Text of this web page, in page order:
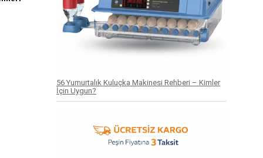
56 Yumurtalık Kuluçka Makinesi Rehberi – Kimler
İçin Uygun?